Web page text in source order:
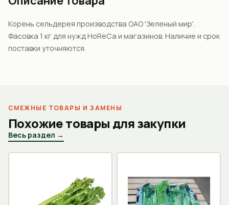
Корень сельдерея производства ОАО 'Зеленый мир'.
Фасовка 1 кг для нужд HoReCa и магазинов. Наличие и срок
поставки уточняются.
СМЕЖНЫЕ ТОВАРЫ И ЗАМЕНЫ
Похожие товары для закупки
Весь раздел →